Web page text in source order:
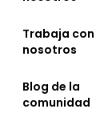
Trabaja con
nosotros
Blog de la
comunidad